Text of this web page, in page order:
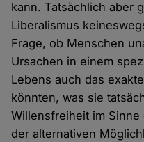
kann. Tatsächlich aber
Liberalismus
Frage, ob Menschen
Ursachen in einem
Lebens auch das
könnten, was sie
Willensfreiheit im
der alternativen